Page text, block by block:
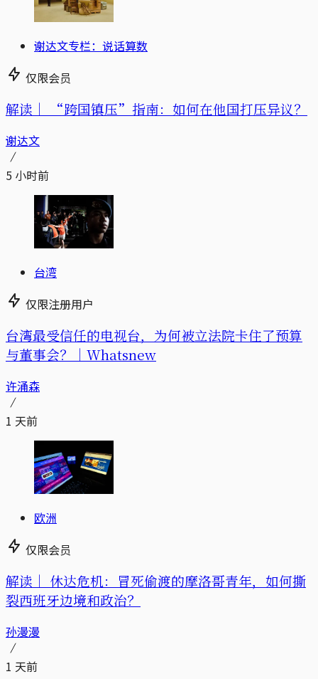
谢达文专栏：说话算数
仅限会员
解读｜ “跨国镇压”指南：如何在他国打压异议？
谢达文
5 小时前
台湾
仅限注册用户
台湾最受信任的电视台，为何被立法院卡住了预算
与董事会？｜Whatsnew
许涌森
1 天前
欧洲
仅限会员
解读｜ 休达危机：冒死偷渡的摩洛哥青年，如何撕
裂西班牙边境和政治？
孙漫漫
1 天前